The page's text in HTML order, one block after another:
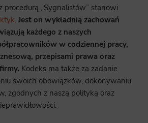
procedurą „Sygnalistów” stanowi
. Jest on wykładnią zachowań
każdego z naszych
w codziennej pracy,
przepisami prawa oraz
Kodeks ma także za zadanie
swoich obowiązków, dokonywaniu
zgodnych z naszą polityką oraz